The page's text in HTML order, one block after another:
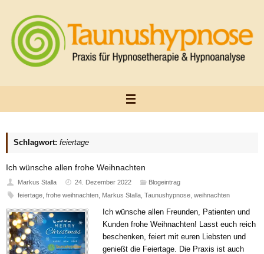
springen
Schlagwort: feiertage
Ich wünsche allen frohe Weihnachten
Markus Stalla 24. Dezember 2022
Blogeintrag
feiertage, frohe weihnachten, Markus Stalla, Taunushypnose, weihnachten
Ich wünsche allen Freunden, Patienten und
Kunden frohe Weihnachten! Lasst euch reich
beschenken, feiert mit euren Liebsten und
genießt die Feiertage. Die Praxis ist auch